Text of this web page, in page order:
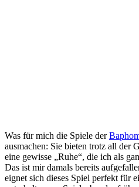
Was für mich die Spiele der
ausmachen: Sie bieten trotz all der
eine gewisse „Ruhe“, die ich als
Das ist mir damals bereits
eignet sich dieses Spiel perfekt für